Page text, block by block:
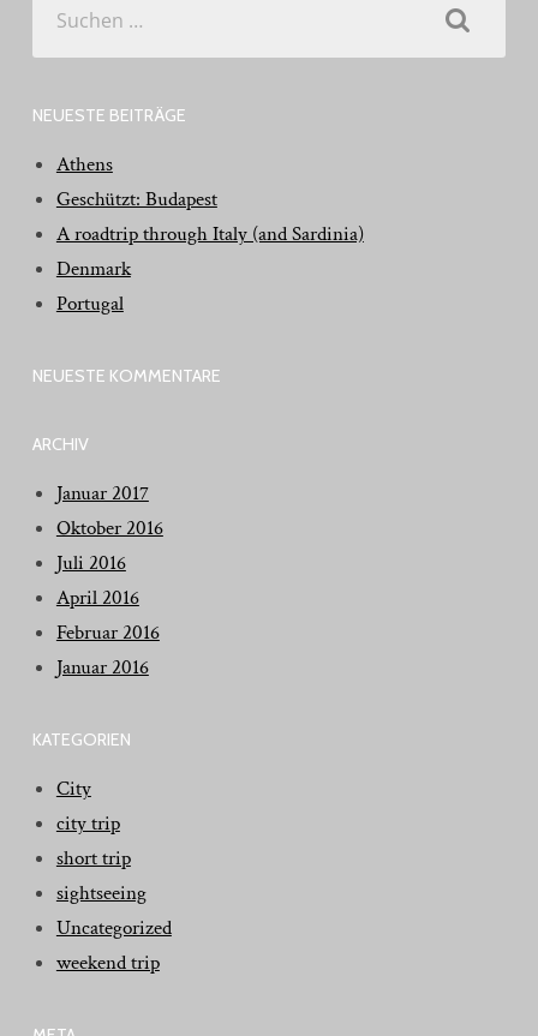
nach:
NEUESTE BEITRÄGE
Athens
Geschützt: Budapest
A roadtrip through Italy (and Sardinia)
Denmark
Portugal
NEUESTE KOMMENTARE
ARCHIV
Januar 2017
Oktober 2016
Juli 2016
April 2016
Februar 2016
Januar 2016
KATEGORIEN
City
city trip
short trip
sightseeing
Uncategorized
weekend trip